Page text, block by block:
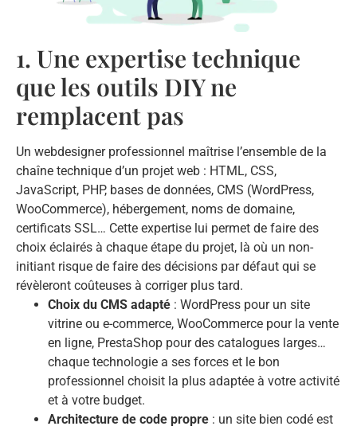
1. Une expertise technique
que les outils DIY ne
remplacent pas
Un webdesigner professionnel maîtrise l’ensemble de la
chaîne technique d’un projet web : HTML, CSS,
JavaScript, PHP, bases de données, CMS (WordPress,
WooCommerce), hébergement, noms de domaine,
certificats SSL… Cette expertise lui permet de faire des
choix éclairés à chaque étape du projet, là où un non-
initiant risque de faire des décisions par défaut qui se
révèleront coûteuses à corriger plus tard.
Choix du CMS adapté : WordPress pour un site
vitrine ou e-commerce, WooCommerce pour la vente
en ligne, PrestaShop pour des catalogues larges…
chaque technologie a ses forces et le bon
professionnel choisit la plus adaptée à votre activité
et à votre budget.
Architecture de code propre : un site bien codé est